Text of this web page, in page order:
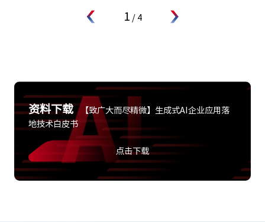
1 / 4
资料下载
【致广大而尽精微】生成式AI企业应用落
地技术白皮书
点击下载